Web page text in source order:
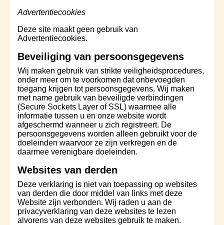
Advertentiecookies
Deze site maakt geen gebruik van
Advertentiecookies.
Beveiliging van persoonsgegevens
Wij maken gebruik van strikte veiligheidsprocedures,
onder meer om te voorkomen dat onbevoegden
toegang krijgen tot persoonsgegevens. Wij maken
met name gebruik van beveiligde verbindingen
(Secure Sockets Layer of SSL) waarmee alle
informatie tussen u en onze website wordt
afgeschermd wanneer u zich registreert. De
persoonsgegevens worden alleen gebruikt voor de
doeleinden waarvoor ze zijn verkregen en de
daarmee verenigbare doeleinden.
Websites van derden
Deze verklaring is niet van toepassing op websites
van derden die door middel van links met deze
Website zijn verbonden. Wij raden u aan de
privacyverklaring van deze websites te lezen
alvorens van deze websites gebruik te maken.